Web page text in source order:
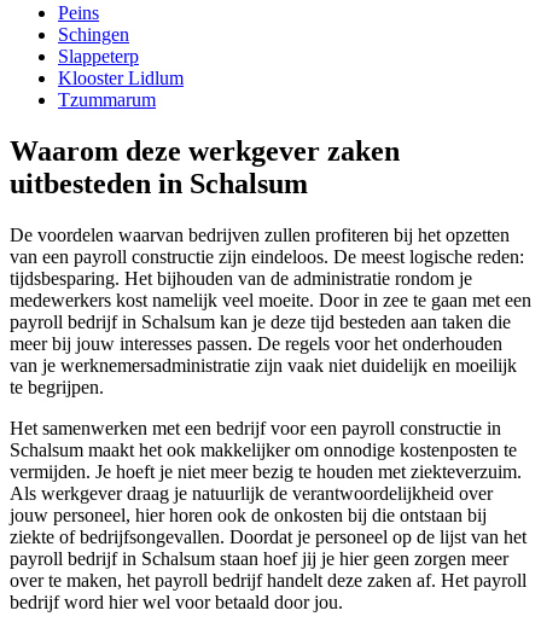
Peins
Schingen
Slappeterp
Klooster Lidlum
Tzummarum
Waarom deze werkgever zaken
uitbesteden in Schalsum
De voordelen waarvan bedrijven zullen profiteren bij het opzetten
van een payroll constructie zijn eindeloos. De meest logische reden:
tijdsbesparing. Het bijhouden van de administratie rondom je
medewerkers kost namelijk veel moeite. Door in zee te gaan met een
payroll bedrijf in Schalsum kan je deze tijd besteden aan taken die
meer bij jouw interesses passen. De regels voor het onderhouden
van je werknemersadministratie zijn vaak niet duidelijk en moeilijk
te begrijpen.
Het samenwerken met een bedrijf voor een payroll constructie in
Schalsum maakt het ook makkelijker om onnodige kostenposten te
vermijden. Je hoeft je niet meer bezig te houden met ziekteverzuim.
Als werkgever draag je natuurlijk de verantwoordelijkheid over
jouw personeel, hier horen ook de onkosten bij die ontstaan bij
ziekte of bedrijfsongevallen. Doordat je personeel op de lijst van het
payroll bedrijf in Schalsum staan hoef jij je hier geen zorgen meer
over te maken, het payroll bedrijf handelt deze zaken af. Het payroll
bedrijf word hier wel voor betaald door jou.